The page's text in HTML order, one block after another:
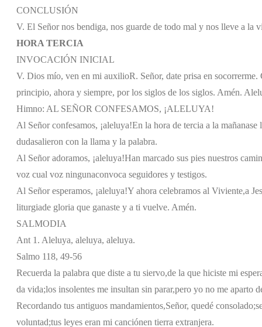
CONCLUSIÓN
V. El Señor nos bendiga, nos guarde de todo mal y nos lleve a la
HORA TERCIA
INVOCACIÓN INICIAL
V. Dios mío, ven en mi auxilioR. Señor, date prisa en
principio, ahora y siempre, por los siglos de los siglos. Amén.
Himno: AL SEÑOR CONFESAMOS, ¡ALELUYA!
Al Señor confesamos, ¡aleluya!En la hora de tercia a la mañanase
dudasalieron con la llama y la palabra.
Al Señor adoramos, ¡aleluya!Han marcado sus pies nuestros
voz cual voz ningunaconvoca seguidores y testigos.
Al Señor esperamos, ¡aleluya!Y ahora celebramos al Viviente,a
liturgiade gloria que ganaste y a ti vuelve. Amén.
SALMODIA
Ant 1. Aleluya, aleluya, aleluya.
Salmo 118, 49-56
Recuerda la palabra que diste a tu siervo,de la que hiciste mi
da vida;los insolentes me insultan sin parar,pero yo no me aparto
Recordando tus antiguos mandamientos,Señor, quedé consolado;
voluntad;tus leyes eran mi canciónen tierra extranjera.